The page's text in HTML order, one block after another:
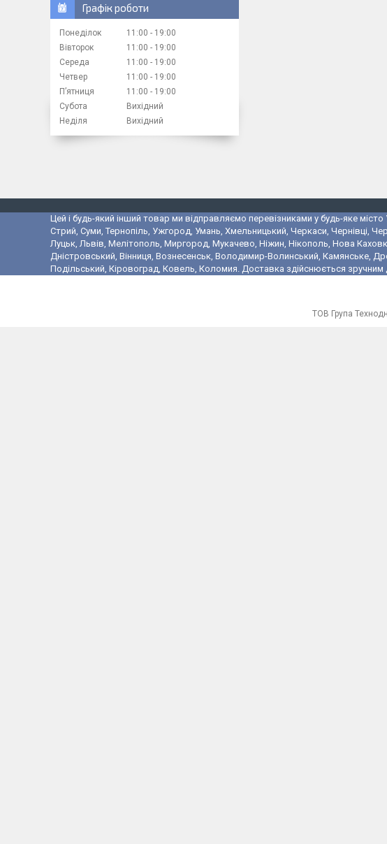
Графік роботи
Понеділок 11:00
19:00
Вівторок
11:00
19:00
Середа
11:00
19:00
Четвер
11:00
19:00
Пʼятниця
11:00
19:00
Субота
Вихідний
Неділя
Вихідний
Цей і будь-який інший товар ми відправляємо перевізниками у будь-яке
Стрий, Суми, Тернопіль, Ужгород, Умань, Хмельницький, Черкаси, Чернівці,
Луцьк, Львів, Мелітополь, Миргород, Мукачево, Ніжин, Нікополь, Нова
Дністровський, Вінниця, Вознесенськ, Володимир-Волинський, Камянське,
Подільський, Кіровоград, Ковель, Коломия. Доставка здійснюється